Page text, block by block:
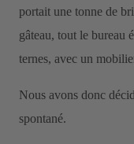
portait une tonne de
gâteau, tout le bureau
ternes, avec un
Nous avons donc
spontané.